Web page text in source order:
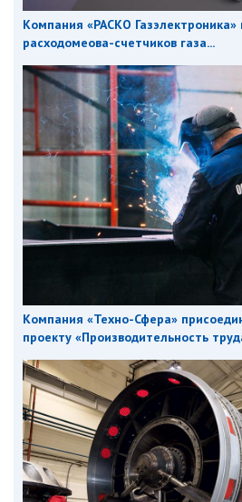
Компания «РАСКО Газэлектроника»
расходомеова-счетчиков газа...
Компания «Техно-Сфера»
проекту «Производительность